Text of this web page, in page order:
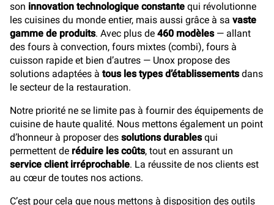
son innovation technologique constante qui révolutionne
les cuisines du monde entier, mais aussi grâce à sa vaste
gamme de produits. Avec plus de 460 modèles— allant
des fours à convection, fours mixtes (combi), fours à
cuisson rapide et bien d’autres — Unox propose des
solutions adaptées à tous les types d’établissementsdans
le secteur de la restauration.
Notre priorité ne se limite pas à fournir des équipements de
cuisine de haute qualité. Nous mettons également un point
d’honneur à proposer des solutions durablesqui
permettent de réduire les coûts, tout en assurant un
service client irréprochable. La réussite de nos clients est
au cœur de toutes nos actions.
C’est pour cela que nous mettons à disposition des outils